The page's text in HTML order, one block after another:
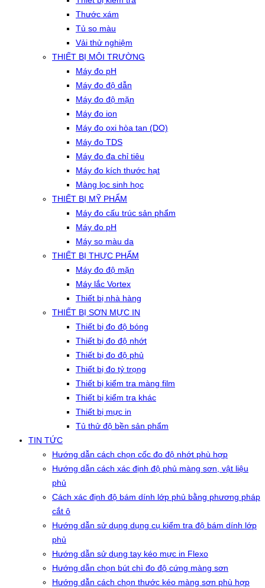
Thước xám
Tủ so màu
Vải thử nghiệm
THIẾT BỊ MÔI TRƯỜNG
Máy đo pH
Máy đo độ dẫn
Máy đo độ mặn
Máy đo ion
Máy đo oxi hòa tan (DO)
Máy đo TDS
Máy đo đa chỉ tiêu
Máy đo kích thước hạt
Màng lọc sinh học
THIẾT BỊ MỸ PHẨM
Máy đo cấu trúc sản phẩm
Máy đo pH
Máy so màu da
THIẾT BỊ THỰC PHẨM
Máy đo độ mặn
Máy lắc Vortex
Thiết bị nhà hàng
THIẾT BỊ SƠN MỰC IN
Thiết bị đo độ bóng
Thiết bị đo độ nhớt
Thiết bị đo độ phủ
Thiết bị đo tỷ trọng
Thiết bị kiểm tra màng film
Thiết bị kiểm tra khác
Thiết bị mực in
Tủ thử độ bền sản phẩm
TIN TỨC
Hướng dẫn cách chọn cốc đo độ nhớt phù hợp
Hướng dẫn cách xác định độ phủ màng sơn, vật liệu
phủ
Cách xác định độ bám dính lớp phủ bằng phương pháp
cắt ô
Hướng dẫn sử dụng dụng cụ kiểm tra độ bám dính lớp
phủ
Hướng dẫn sử dụng tay kéo mực in Flexo
Hướng dẫn chọn bút chì đo độ cứng màng sơn
Hướng dẫn cách chọn thước kéo màng sơn phù hợp